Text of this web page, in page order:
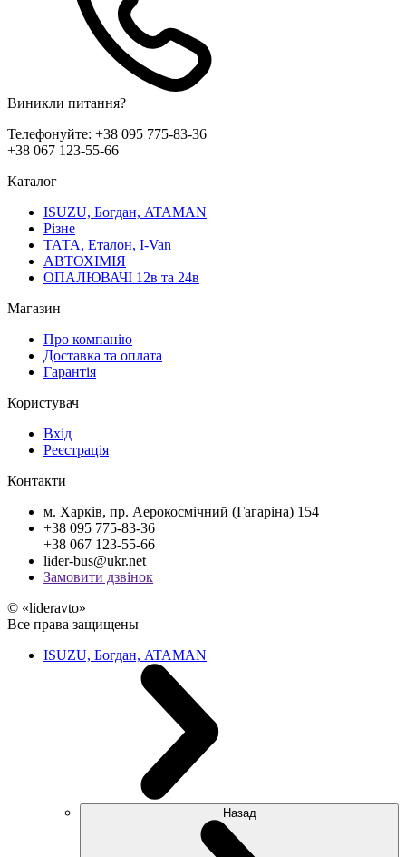
Виникли питання?
Телефонуйте: +38 095 775-83-36
+38 067 123-55-66
Каталог
ISUZU, Богдан, ATAMAN
Різне
ТАТА, Еталон, I-Van
АВТОХІМІЯ
ОПАЛЮВАЧІ 12в та 24в
Магазин
Про компанію
Доставка та оплата
Гарантія
Користувач
Вхід
Реєстрація
Контакти
м. Харків, пр. Аерокосмічний (Гагаріна) 154
+38 095 775-83-36
+38 067 123-55-66
lider-bus@ukr.net
Замовити дзвінок
© «lideravto»
Все права защищены
ISUZU, Богдан, ATAMAN
Назад